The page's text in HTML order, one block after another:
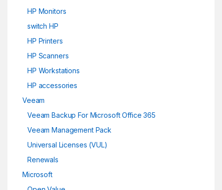
HP Monitors
switch HP
HP Printers
HP Scanners
HP Workstations
HP accessories
Veeam
Veeam Backup For Microsoft Office 365
Veeam Management Pack
Universal Licenses (VUL)
Renewals
Microsoft